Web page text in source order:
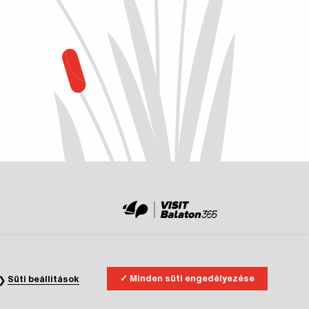
Minden süti engedélyezése
Süti beállítások